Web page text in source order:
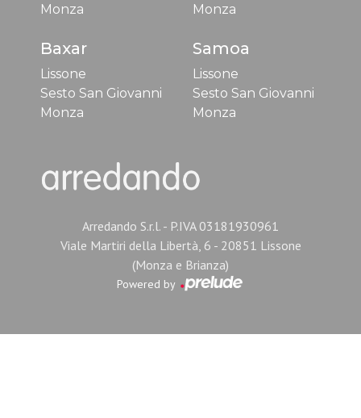
Monza
Monza
Baxar
Lissone
Sesto San Giovanni
Monza
Samoa
Lissone
Sesto San Giovanni
Monza
Arredando S.r.l. - P.IVA 03181930961
Viale Martiri della Libertà, 6 - 20851 Lissone
(Monza e Brianza)
Powered by